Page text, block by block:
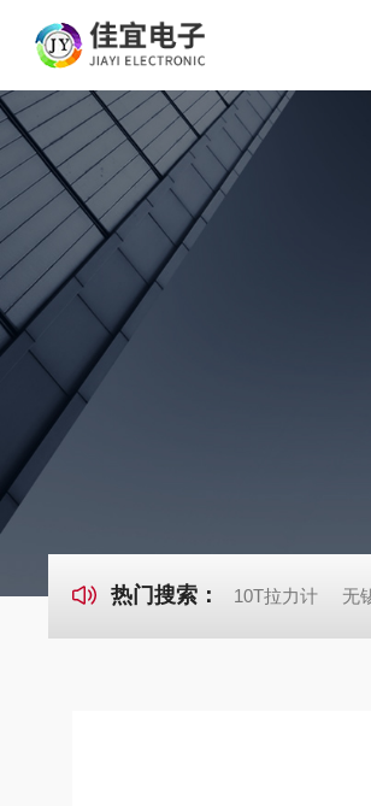
热门搜索： 10T拉力计 无